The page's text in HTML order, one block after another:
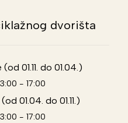
dvorišta
01.11. do 01.04.)
- 17:00
01.04. do 01.11.)
- 17:00